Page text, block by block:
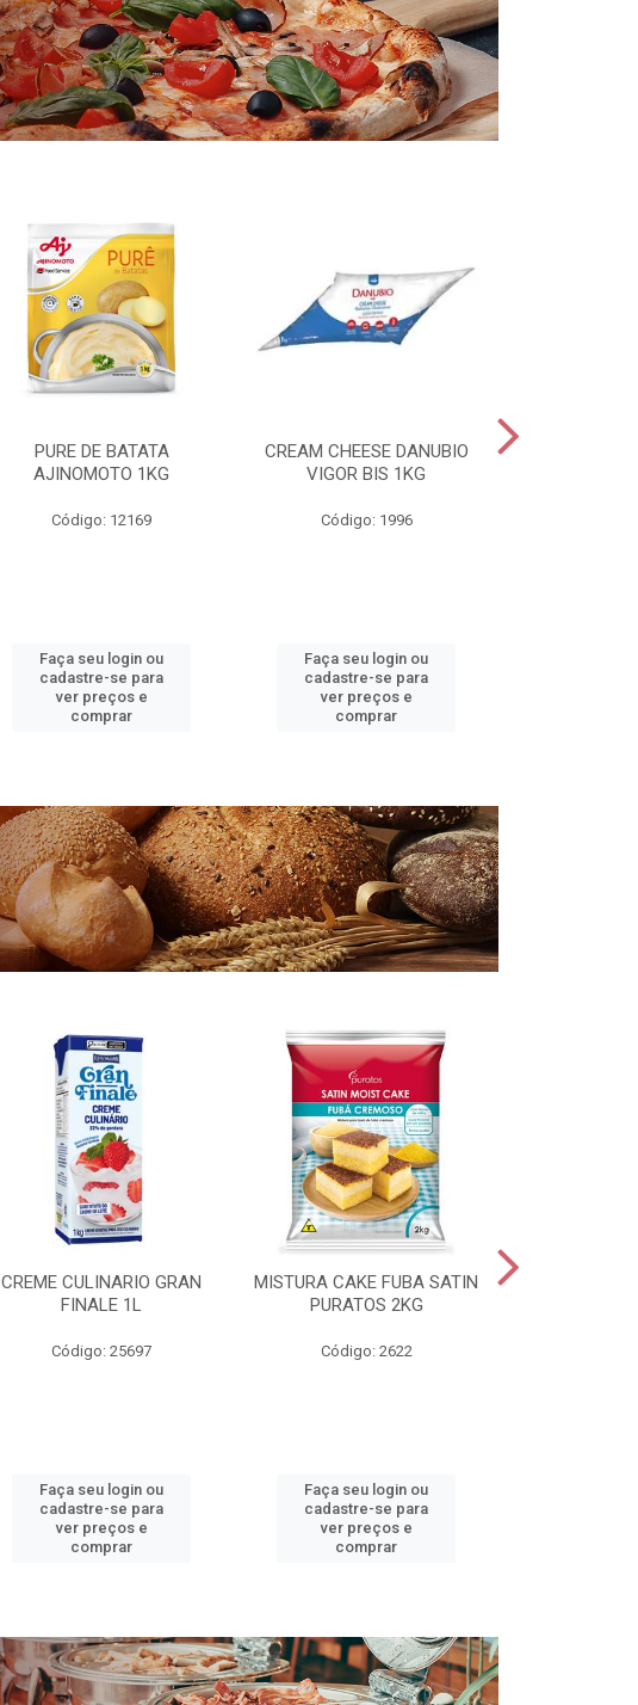
PURE DE BATATA
AJINOMOTO 1KG
Código: 12169
Faça seu login ou
cadastre-se para
ver preços e
comprar
CREAM CHEESE DANUBIO
VIGOR BIS 1KG
Código: 1996
Faça seu login ou
cadastre-se para
ver preços e
comprar
CREME CULINARIO GRAN
FINALE 1L
Código: 25697
Faça seu login ou
cadastre-se para
ver preços e
comprar
MISTURA CAKE FUBA SATIN
PURATOS 2KG
Código: 2622
Faça seu login ou
cadastre-se para
ver preços e
comprar